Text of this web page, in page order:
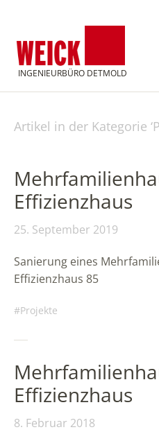
INGENIEURBÜRO DETMOLD
Artikel in der Kategorie ‘
Effizienzhaus
25. September 2019
Sanierung eines
Effizienzhaus 85
Projekte
Effizienzhaus
8. Februar 2018